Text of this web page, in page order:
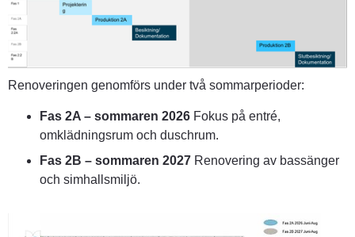
Renoveringen genomförs under två sommarperioder:
Fas 2A – sommaren 2026 Fokus på entré,
omklädningsrum och duschrum.
Fas 2B – sommaren 2027 Renovering av bassänger
och simhallsmiljö.